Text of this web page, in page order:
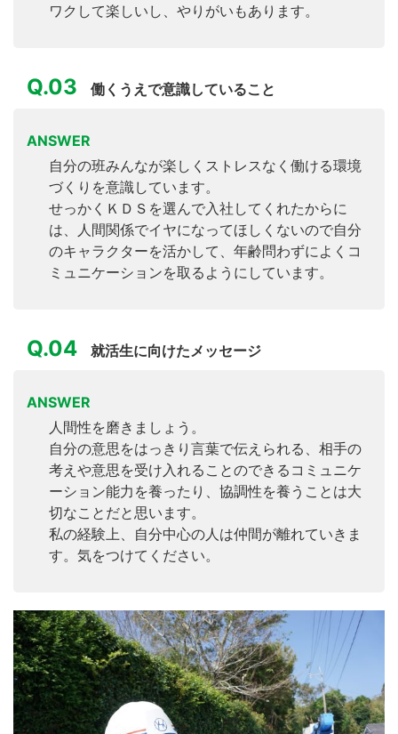
ワクして楽しいし、やりがいもあります。
Q.03 働くうえで意識していること
ANSWER
自分の班みんなが楽しくストレスなく働ける環境
づくりを意識しています。
せっかくＫＤＳを選んで入社してくれたからに
は、人間関係でイヤになってほしくないので自分
のキャラクターを活かして、年齢問わずによくコ
ミュニケーションを取るようにしています。
Q.04 就活生に向けたメッセージ
ANSWER
人間性を磨きましょう。
自分の意思をはっきり言葉で伝えられる、相手の
考えや意思を受け入れることのできるコミュニケ
ーション能力を養ったり、協調性を養うことは大
切なことだと思います。
私の経験上、自分中心の人は仲間が離れていきま
す。気をつけてください。